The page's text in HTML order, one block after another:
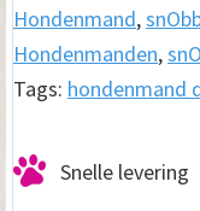
Hondenmand,
Hondenmanden,
Tags: hondenmand
Snelle levering